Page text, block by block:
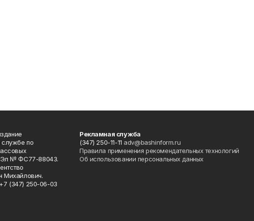
службе по
Эл № ФС77-88043.
Михайлович.
(347) 250-06-03
Рекламная служба
(347) 250-11-11 adv@bashinform.ru
Правила применения рекомендательных технологий
Об использовании персональных данных